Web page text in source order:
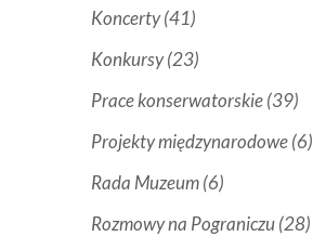
Koncerty(41)
Konkursy(23)
Prace konserwatorskie(39)
Projekty międzynarodowe(6)
Rada Muzeum(6)
Rozmowy na Pograniczu(28)